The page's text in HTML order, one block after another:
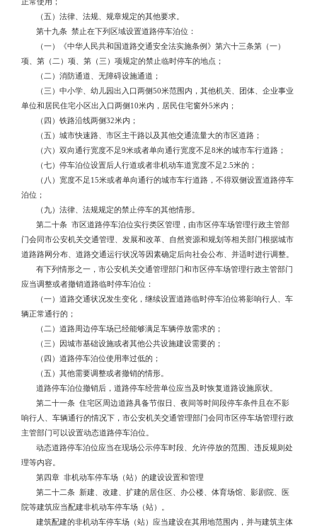
（五）法律、法规、规章规定的其他要求。
第十九条 禁止在下列区域设置道路停车泊位：
（一）《中华人民共和国道路交通安全法实施条例》第六十三条第（一）
项、第（二）项、第（三）项规定的禁止临时停车的地点；
（二）消防通道、无障碍设施通道；
（三）中小学、幼儿园出入口两侧50米范围内，其他机关、团体、企业事业
单位和居民住宅小区出入口两侧10米内，居民住宅窗外5米内；
（四）铁路沿线两侧32米内；
（五）城市快速路、市区主干路以及其他交通流量大的市区道路；
（六）双向通行宽度不足9米或者单向通行宽度不足8米的城市车行道路；
（七）停车泊位设置后人行道或者非机动车道宽度不足2.5米的；
（八）宽度不足15米或者单向通行的城市车行道路，不得双侧设置道路停车
泊位；
（九）法律、法规规定的禁止停车的其他情形。
第二十条 市区道路停车泊位实行类区管理，由市区停车场管理行政主管部
门会同市公安机关交通管理、发展和改革、自然资源和规划等相关部门根据城市
道路路网分布、道路交通运行状况等因素确定后向社会公布、并适时进行调整。
有下列情形之一，市公安机关交通管理部门和市区停车场管理行政主管部门
应当调整或者撤销道路临时停车泊位：
（一）道路交通状况发生变化，继续设置道路临时停车泊位将影响行人、车
辆正常通行的；
（二）道路周边停车场已经能够满足车辆停放需求的；
（三）因城市基础设施或者其他公共设施建设需要的；
（四）道路停车泊位使用率过低的；
（五）其他需要调整或者撤销的情形。
道路停车泊位撤销后，道路停车经营单位应当及时恢复道路设施原状。
第二十一条 住宅区周边道路具备节假日、夜间等时间段停车条件且在不影
响行人、车辆通行的情况下，市公安机关交通管理部门会同市区停车场管理行政
主管部门可以设置动态道路停车泊位。
动态道路停车泊位应当在现场公示停车时段、允许停放的范围、违反规则处
理等内容。
第四章 非机动车停车场（站）的建设设置和管理
第二十二条 新建、改建、扩建的居住区、办公楼、体育场馆、影剧院、医
院等建筑应当配建非机动车停车场（站）。
建筑配建的非机动车停车场（站）应当建设在其用地范围内，并与建筑主体